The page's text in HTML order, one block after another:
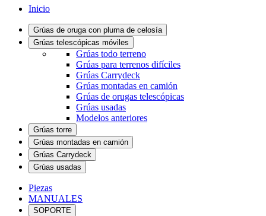
Inicio
Grúas de oruga con pluma de celosía
Grúas telescópicas móviles
Grúas todo terreno
Grúas para terrenos difíciles
Grúas Carrydeck
Grúas montadas en camión
Grúas de orugas telescópicas
Grúas usadas
Modelos anteriores
Grúas torre
Grúas montadas en camión
Grúas Carrydeck
Grúas usadas
Piezas
MANUALES
SOPORTE